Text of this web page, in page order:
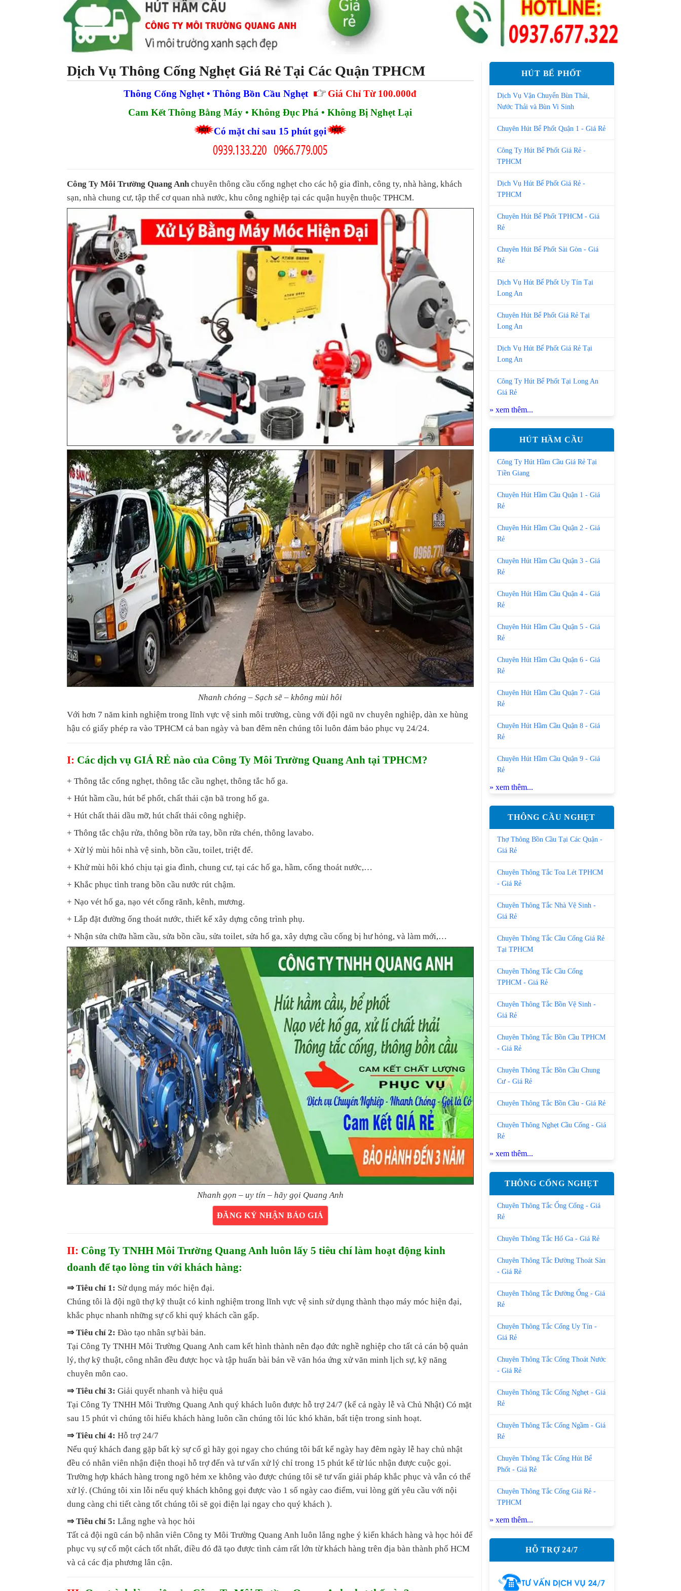
Dịch Vụ Thông Cống Nghẹt Giá Rẻ Tại Các Quận TPHCM
Thông Cống Nghẹt • Thông Bồn Cầu Nghẹt
Giá Chỉ Từ 100.000đ
Cam Kết Thông Bằng Máy • Không Đục Phá • Không Bị Nghẹt Lại
Có mặt chỉ sau 15 phút gọi
Công Ty Môi Trường Quang Anhchuyên thông cầu cống nghẹt cho các hộ gia đình, công ty, nhà hàng, khách
sạn, nhà chung cư, tập thể cơ quan nhà nước, khu công nghiệp tại các quận huyện thuộc TPHCM.
Nhanh chóng – Sạch sẽ – không mùi hôi
Với hơn 7 năm kinh nghiệm trong lĩnh vực vệ sinh môi trường, cùng với đội ngũ nv chuyên nghiệp, dàn xe hùng
hậu có giấy phép ra vào TPHCM cả ban ngày và ban đêm nên chúng tôi luôn đảm bảo phục vụ 24/24.
I: Các dịch vụ GIÁ RẺ nào của Công Ty Môi Trường Quang Anh tại TPHCM?
+ Thông tắc cống nghẹt, thông tắc cầu nghẹt, thông tắc hố ga.
+ Hút hầm cầu, hút bể phốt, chất thải cặn bã trong hố ga.
+ Hút chất thải dầu mỡ, hút chất thải công nghiệp.
+ Thông tắc chậu rửa, thông bồn rửa tay, bồn rửa chén, thông lavabo.
+ Xử lý mùi hôi nhà vệ sinh, bồn cầu, toilet, triệt để.
+ Khử mùi hôi khó chịu tại gia đình, chung cư, tại các hố ga, hầm, cống thoát nước,…
+ Khắc phục tình trang bồn cầu nước rút chậm.
+ Nạo vét hố ga, nạo vét cống rãnh, kênh, mương.
+ Lắp đặt đường ống thoát nước, thiết kế xây dựng công trình phụ.
+ Nhận sửa chữa hầm cầu, sửa bồn cầu, sửa toilet, sửa hố ga, xây dựng cầu cống bị hư hỏng, và làm mới,…
Nhanh gọn – uy tín – hãy gọi Quang Anh
ĐĂNG KÝ NHẬN BÁO GIÁ
II: Công Ty TNHH Môi Trường Quang Anh luôn lấy 5 tiêu chí làm hoạt động kinh
doanh để tạo lòng tin với khách hàng:
⇒ Tiêu chí 1: Sử dụng máy móc hiện đại.
Chúng tôi là đội ngũ thợ kỹ thuật có kinh nghiệm trong lĩnh vực vệ sinh sử dụng thành thạo máy móc hiện đại,
khắc phục nhanh những sự cố khi quý khách cần gấp.
⇒ Tiêu chí 2: Đào tạo nhân sự bài bản.
Tại Công Ty TNHH Môi Trường Quang Anh cam kết hình thành nên đạo đức nghề nghiệp cho tất cả cán bộ quản
lý, thợ kỹ thuật, công nhân đều được học và tập huấn bài bản về văn hóa ứng xử văn minh lịch sự, kỹ năng
chuyên môn cao.
⇒ Tiêu chí 3: Giải quyết nhanh và hiệu quả
Tại Công Ty TNHH Môi Trường Quang Anh quý khách luôn được hỗ trợ 24/7 (kể cả ngày lễ và Chủ Nhật) Có mặt
sau 15 phút vì chúng tôi hiểu khách hàng luôn cần chúng tôi lúc khó khăn, bất tiện trong sinh hoạt.
⇒ Tiêu chí 4: Hỗ trợ 24/7
Nếu quý khách đang gặp bất kỳ sự cố gì hãy gọi ngay cho chúng tôi bất kể ngày hay đêm ngày lễ hay chủ nhật
đều có nhân viên nhận điện thoại hỗ trợ đến và tư vấn xử lý chỉ trong 15 phút kể từ lúc nhận được cuộc gọi.
Trường hợp khách hàng trong ngõ hẻm xe không vào được chúng tôi sẽ tư vấn giải pháp khắc phục và vẫn có thể
xử lý. (Chúng tôi xin lỗi nếu quý khách không gọi được vào 1 số ngày cao điểm, vui lòng gửi yêu cầu với nội
dung càng chi tiết càng tốt chúng tôi sẽ gọi điện lại ngay cho quý khách ).
⇒ Tiêu chí 5: Lắng nghe và học hỏi
Tất cả đội ngũ cán bộ nhân viên Công ty Môi Trường Quang Anh luôn lắng nghe ý kiến khách hàng và học hỏi để
phục vụ sự cố một cách tốt nhất, điều đó đã tạo được tình cảm rất lớn từ khách hàng trên địa bàn thành phố HCM
và cả các địa phương lân cận.
HÚT BỂ PHỐT
Dịch Vụ Vận Chuyển Bùn Thải,
Nước Thải và Bùn Vi Sinh
Chuyên Hút Bể Phốt Quận 1 - Giá Rẻ
Công Ty Hút Bể Phốt Giá Rẻ -
TPHCM
Dịch Vụ Hút Bể Phốt Giá Rẻ -
TPHCM
Chuyên Hút Bể Phốt TPHCM - Giá
Rẻ
Chuyên Hút Bể Phốt Sài Gòn - Giá
Rẻ
Dịch Vụ Hút Bể Phốt Uy Tín Tại
Long An
Chuyên Hút Bể Phốt Giá Rẻ Tại
Long An
Dịch Vụ Hút Bể Phốt Giá Rẻ Tại
Long An
Công Ty Hút Bể Phốt Tại Long An
Giá Rẻ
» xem thêm...
HÚT HẦM CẦU
Công Ty Hút Hầm Cầu Giá Rẻ Tại
Tiền Giang
Chuyên Hút Hầm Cầu Quận 1 - Giá
Rẻ
Chuyên Hút Hầm Cầu Quận 2 - Giá
Rẻ
Chuyên Hút Hầm Cầu Quận 3 - Giá
Rẻ
Chuyên Hút Hầm Cầu Quận 4 - Giá
Rẻ
Chuyên Hút Hầm Cầu Quận 5 - Giá
Rẻ
Chuyên Hút Hầm Cầu Quận 6 - Giá
Rẻ
Chuyên Hút Hầm Cầu Quận 7 - Giá
Rẻ
Chuyên Hút Hầm Cầu Quận 8 - Giá
Rẻ
Chuyên Hút Hầm Cầu Quận 9 - Giá
Rẻ
» xem thêm...
THÔNG CẦU NGHẸT
Thợ Thông Bồn Cầu Tại Các Quận -
Giá Rẻ
Chuyên Thông Tắc Toa Lét TPHCM
- Giá Rẻ
Chuyên Thông Tắc Nhà Vệ Sinh -
Giá Rẻ
Chuyên Thông Tắc Cầu Cống Giá Rẻ
Tại TPHCM
Chuyên Thông Tắc Cầu Cống
TPHCM - Giá Rẻ
Chuyên Thông Tắc Bồn Vệ Sinh -
Giá Rẻ
Chuyên Thông Tắc Bồn Cầu TPHCM
- Giá Rẻ
Chuyên Thông Tắc Bồn Cầu Chung
Cư - Giá Rẻ
Chuyên Thông Tắc Bồn Cầu - Giá Rẻ
Chuyên Thông Nghẹt Cầu Cống - Giá
Rẻ
» xem thêm...
THÔNG CỐNG NGHẸT
Chuyên Thông Tắc Ống Cống - Giá
Rẻ
Chuyên Thông Tắc Hố Ga - Giá Rẻ
Chuyên Thông Tắc Đường Thoát Sàn
- Giá Rẻ
Chuyên Thông Tắc Đường Ống - Giá
Rẻ
Chuyên Thông Tắc Cống Uy Tín -
Giá Rẻ
Chuyên Thông Tắc Cống Thoát Nước
- Giá Rẻ
Chuyên Thông Tắc Cống Nghẹt - Giá
Rẻ
Chuyên Thông Tắc Cống Ngầm - Giá
Rẻ
Chuyên Thông Tắc Cống Hút Bể
Phốt - Giá Rẻ
Chuyên Thông Tắc Cống Giá Rẻ -
TPHCM
» xem thêm...
HỖ TRỢ 24/7